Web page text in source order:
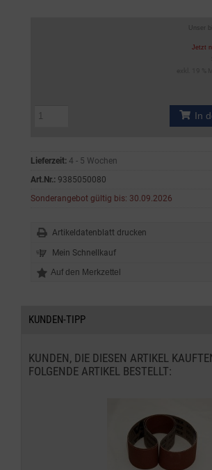
Unser
Jetzt
In
Lieferzeit: 4 - 5 Wochen
Art.Nr.: 9385050080
Sonderangebot gültig bis: 30.09.2026
Artikeldatenblatt drucken
Mein Schnellkauf
KUNDEN-TIPP
KUNDEN, DIE DIESEN ARTIKEL
FOLGENDE ARTIKEL BESTELLT: